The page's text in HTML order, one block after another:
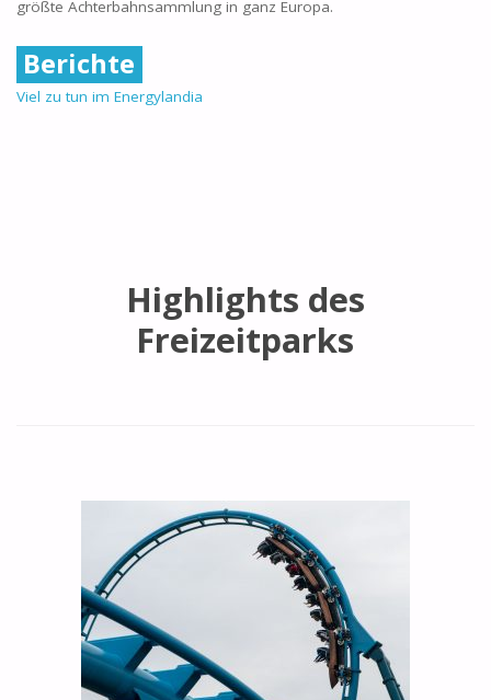
größte Achterbahnsammlung in ganz Europa.
Berichte
Viel zu tun im Energylandia
Highlights des
Freizeitparks